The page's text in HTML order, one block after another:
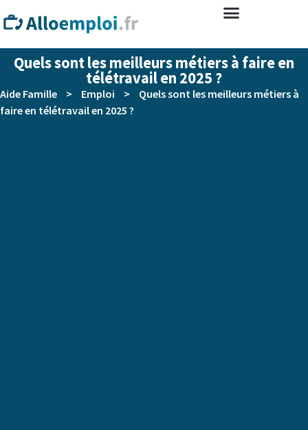
Quels sont les meilleurs métiers à faire en
télétravail en 2025 ?
Aide Famille > Emploi >
Quels sont les meilleurs métiers à
faire en télétravail en 2025 ?